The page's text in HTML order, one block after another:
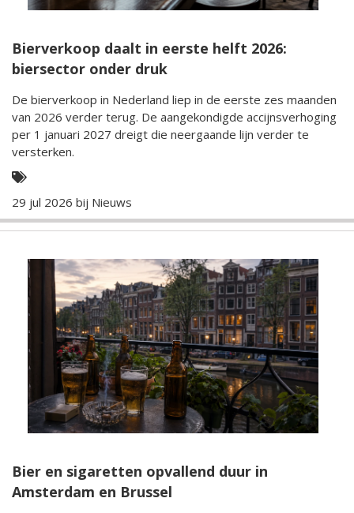
Bierverkoop daalt in eerste helft 2026:
biersector onder druk
De bierverkoop in Nederland liep in de eerste zes maanden
van 2026 verder terug. De aangekondigde accijnsverhoging
per 1 januari 2027 dreigt die neergaande lijn verder te
versterken.
29 jul 2026 bij Nieuws
Bier en sigaretten opvallend duur in
Amsterdam en Brussel